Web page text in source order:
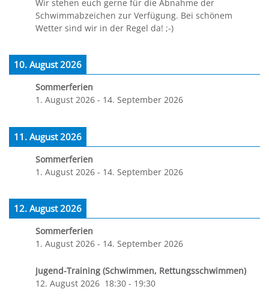
Wir stehen euch gerne für die Abnahme der
Schwimmabzeichen zur Verfügung. Bei schönem
Wetter sind wir in der Regel da! ;-)
10. August 2026
Sommerferien
1. August 2026 - 14. September 2026
11. August 2026
Sommerferien
1. August 2026 - 14. September 2026
12. August 2026
Sommerferien
1. August 2026 - 14. September 2026
Jugend-Training (Schwimmen, Rettungsschwimmen)
12. August 2026 18:30 - 19:30